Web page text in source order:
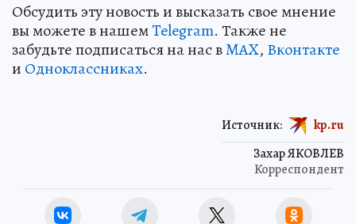
Обсудить эту новость и высказать свое мнение
вы можете в нашемTelegram. Также не
забудьте подписаться на нас вMAX, Вконтакте
и Одноклассниках.
Захар ЯКОВЛЕВ
Корреспондент
Источник: kp.ru